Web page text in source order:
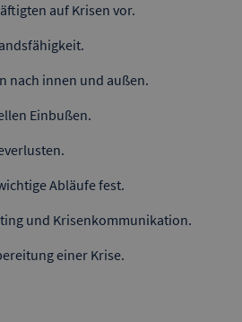
auf Krisen vor.
nach innen und außen.
Einbußen.
Abläufe fest.
und Krisenkommunikation.
einer Krise.